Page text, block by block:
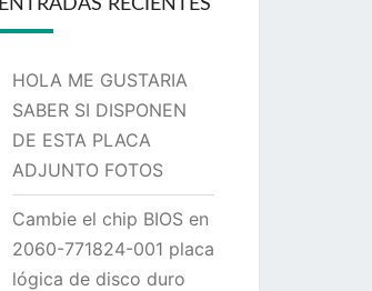
ENTRADAS RECIENTES
HOLA ME GUSTARIA
SABER SI DISPONEN
DE ESTA PLACA
ADJUNTO FOTOS
Cambie el chip BIOS en
2060-771824-001 placa
lógica de disco duro